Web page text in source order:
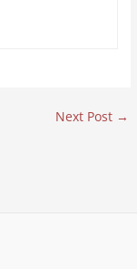
Next Post →